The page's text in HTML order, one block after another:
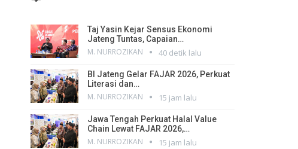
Taj Yasin Kejar Sensus Ekonomi
Jateng Tuntas, Capaian…
M. NURROZIKAN 40 detik lalu
BI Jateng Gelar FAJAR 2026, Perkuat
Literasi dan…
M. NURROZIKAN 15 jam lalu
Jawa Tengah Perkuat Halal Value
Chain Lewat FAJAR 2026,…
M. NURROZIKAN 15 jam lalu